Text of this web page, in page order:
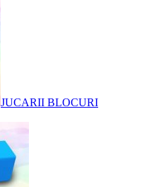
JUCARII BLOCURI